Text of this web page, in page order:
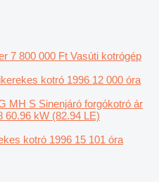
7 800 000 Ft Vasúti kotrógép
kotró 1996 12 000 óra
MH S Sinenjáró forgókotró ár
60.96 kW (82.94 LE)
kotró 1996 15 101 óra